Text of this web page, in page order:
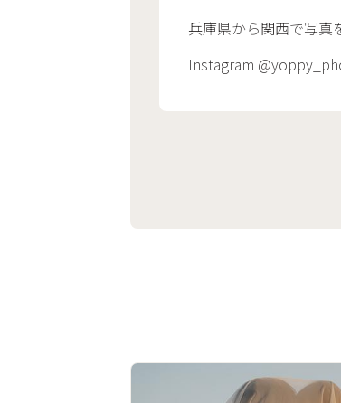
兵庫県から関西で写真
Instagram